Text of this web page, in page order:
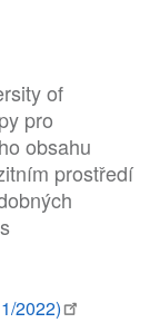
of
pro
obsahu
prostředí
2022)